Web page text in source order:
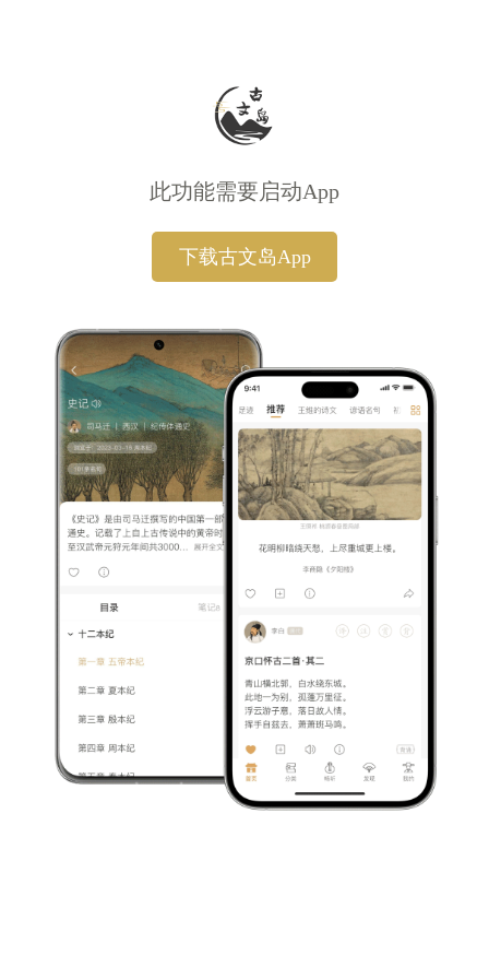
此功能需要启动App
下载古文岛App